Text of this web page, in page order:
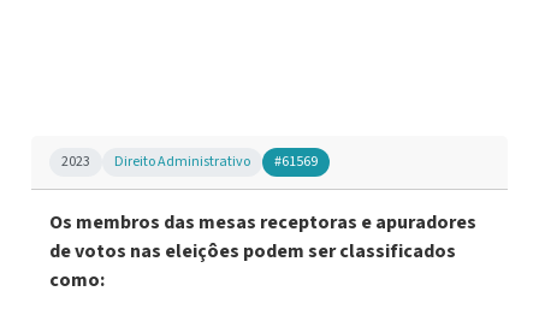
2023 Direito Administrativo #61569
Os membros das mesas receptoras e apuradores
de votos nas eleiçôes podem ser classificados
como: